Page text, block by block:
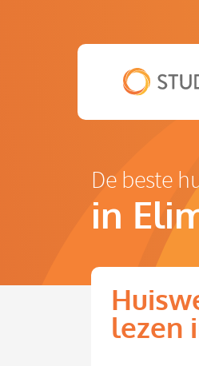
De beste
in
lezen